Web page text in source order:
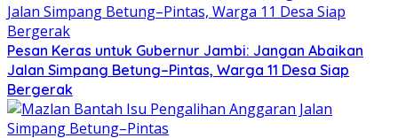
Pesan Keras untuk Gubernur Jambi: Jangan Abaikan
Jalan Simpang Betung–Pintas, Warga 11 Desa Siap
Bergerak